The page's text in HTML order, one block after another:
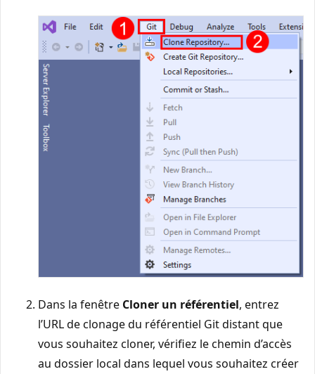
Dans la fenêtre Cloner un référentiel, entrez
l’URL de clonage du référentiel Git distant que
vous souhaitez cloner, vérifiez le chemin d’accès
au dossier local dans lequel vous souhaitez créer